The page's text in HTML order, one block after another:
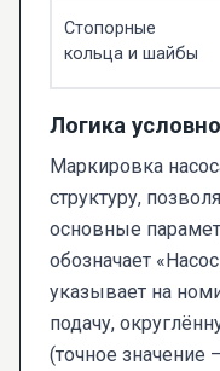
Стопорные
кольца и шайбы
Логика
Маркировка
структуру,
основные
обозначает
указывает на
подачу,
(точное значение